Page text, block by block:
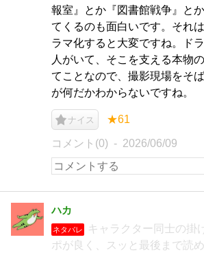
報室』とか『図書館戦争』と
てくるのも面白いです。それ
ラマ化すると大変ですね。ド
人がいて、そこを支える本物
てことなので、撮影現場をそ
が何だかわからないですね。
ナイス ★61
コメント(0) 2026/06/09
ハカ
ネタバレ
キャラクター同士の掛
ポが良く、スッと最後まで読